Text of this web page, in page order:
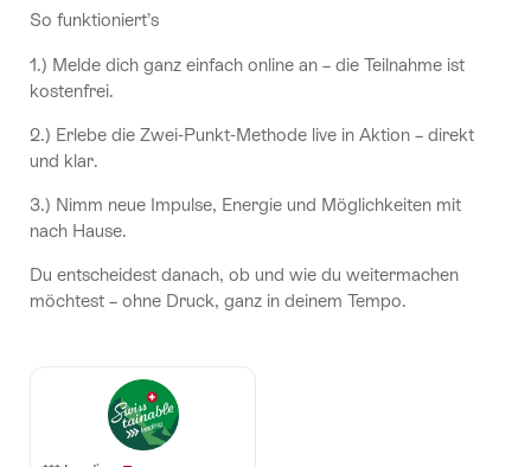
So funktioniert’s
1.) Melde dich ganz einfach online an – die Teilnahme ist
kostenfrei.
2.) Erlebe die Zwei‑Punkt‑Methode live in Aktion – direkt
und klar.
3.) Nimm neue Impulse, Energie und Möglichkeiten mit
nach Hause.
Du entscheidest danach, ob und wie du weitermachen
möchtest – ohne Druck, ganz in deinem Tempo.